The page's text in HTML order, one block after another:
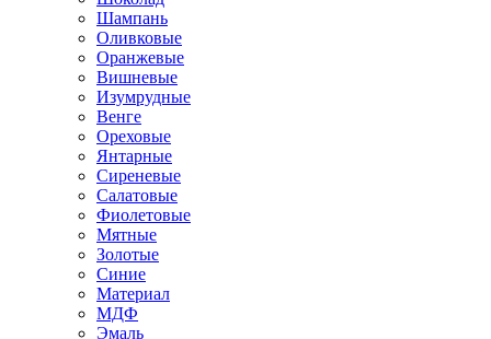
Шампань
Оливковые
Оранжевые
Вишневые
Изумрудные
Венге
Ореховые
Янтарные
Сиреневые
Салатовые
Фиолетовые
Мятные
Золотые
Синие
Материал
МДФ
Эмаль